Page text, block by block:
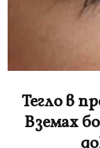
Тегло в
Вземах